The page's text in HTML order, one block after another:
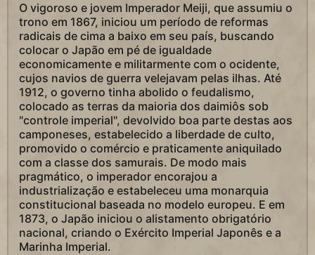
O vigoroso e jovem Imperador Meiji, que assumiu o
trono em 1867, iniciou um período de reformas
radicais de cima a baixo em seu país, buscando
colocar o Japão em pé de igualdade
economicamente e militarmente com o ocidente,
cujos navios de guerra velejavam pelas ilhas. Até
1912, o governo tinha abolido o feudalismo,
colocado as terras da maioria dos daimiôs sob
"controle imperial", devolvido boa parte destas aos
camponeses, estabelecido a liberdade de culto,
promovido o comércio e praticamente aniquilado
com a classe dos samurais. De modo mais
pragmático, o imperador encorajou a
industrialização e estabeleceu uma monarquia
constitucional baseada no modelo europeu. E em
1873, o Japão iniciou o alistamento obrigatório
nacional, criando o Exército Imperial Japonês e a
Marinha Imperial.